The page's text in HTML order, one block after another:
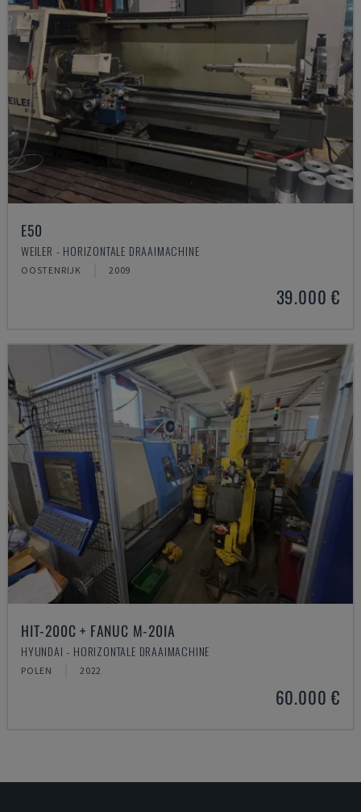
E50
WEILER - HORIZONTALE DRAAIMACHINE
OOSTENRIJK 2009
39.000 €
HIT-200C + FANUC M-20IA
HYUNDAI - HORIZONTALE DRAAIMACHINE
POLEN 2022
60.000 €